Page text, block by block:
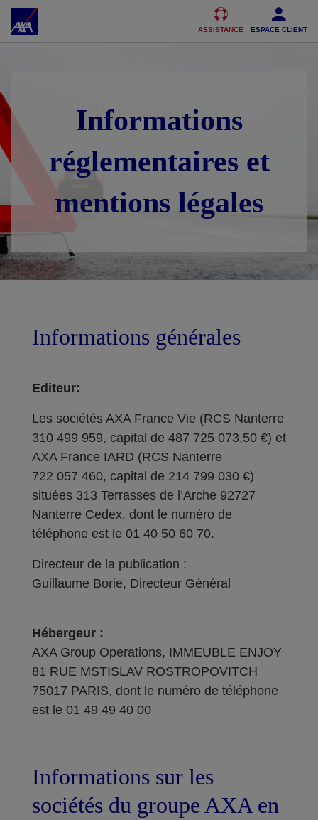
Accéder au Contenu Accéder au Pied de page
ASSISTANCE ESPACE CLIENT
Informations
réglementaires et
mentions légales
Informations générales
Editeur:
Les sociétés AXA France Vie (RCS Nanterre
310 499 959, capital de 487 725 073,50 €) et
AXA France IARD (RCS Nanterre
722 057 460, capital de 214 799 030 €)
situées 313 Terrasses de l’Arche 92727
Nanterre Cedex, dont le numéro de
téléphone est le 01 40 50 60 70.
Directeur de la publication :
Guillaume Borie, Directeur Général
Hébergeur :
AXA Group Operations, IMMEUBLE ENJOY
81 RUE MSTISLAV ROSTROPOVITCH
75017 PARIS, dont le numéro de téléphone
est le 01 49 49 40 00
Informations sur les
sociétés du groupe AXA en